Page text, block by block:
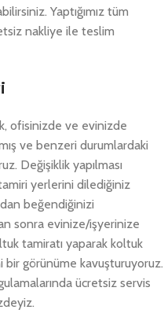
Yaptığımız tüm
nakliye ile teslim
ofisinizde ve evinizde
ve benzeri durumlardaki
Değişiklik yapılması
yerlerini dilediğiniz
beğendiğinizi
sonra evinize/işyerinize
tamiratı yaparak koltuk
bir görünüme kavuşturuyoruz.
ücretsiz servis